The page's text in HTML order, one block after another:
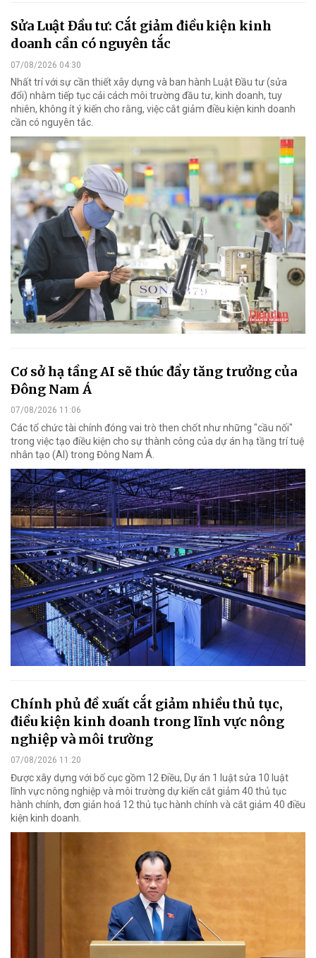
Sửa Luật Đầu tư: Cắt giảm điều kiện kinh
doanh cần có nguyên tắc
07/08/2026 04:30
Nhất trí với sự cần thiết xây dựng và ban hành Luật Đầu tư (sửa
đổi) nhằm tiếp tục cải cách môi trường đầu tư, kinh doanh, tuy
nhiên, không ít ý kiến cho rằng, việc cắt giảm điều kiện kinh doanh
cần có nguyên tắc.
Cơ sở hạ tầng AI sẽ thúc đẩy tăng trưởng của
Đông Nam Á
07/08/2026 11:06
Các tổ chức tài chính đóng vai trò then chốt như những "cầu nối"
trong việc tạo điều kiện cho sự thành công của dự án hạ tầng trí tuệ
nhân tạo (AI) trong Đông Nam Á.
Chính phủ đề xuất cắt giảm nhiều thủ tục,
điều kiện kinh doanh trong lĩnh vực nông
nghiệp và môi trường
07/08/2026 11:20
Được xây dựng với bố cục gồm 12 Điều, Dự án 1 luật sửa 10 luật
lĩnh vực nông nghiệp và môi trường dự kiến cắt giảm 40 thủ tục
hành chính, đơn giản hoá 12 thủ tục hành chính và cắt giảm 40 điều
kiện kinh doanh.